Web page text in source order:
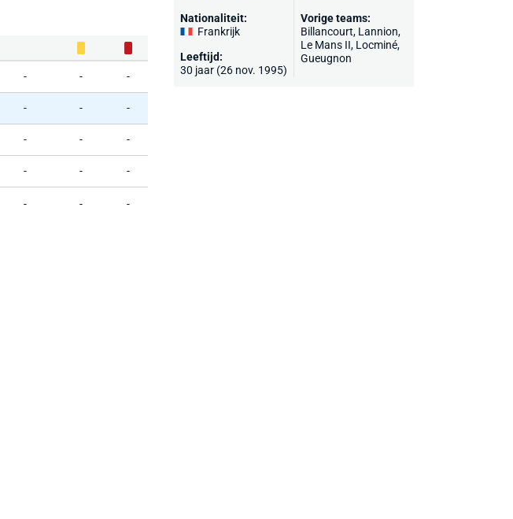
- - -
- - -
- - -
- - -
- - -
Nationaliteit:
Frankrijk
Leeftijd:
30 jaar (26 nov. 1995)
Vorige teams:
Billancourt, Lannion,
Le Mans II, Locminé,
Gueugnon